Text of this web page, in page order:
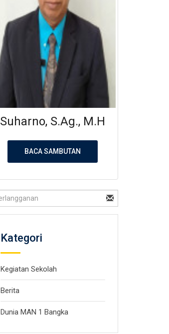
Suharno, S.Ag., M.H
BACA SAMBUTAN
Kategori
Kegiatan Sekolah
Berita
Dunia MAN 1 Bangka